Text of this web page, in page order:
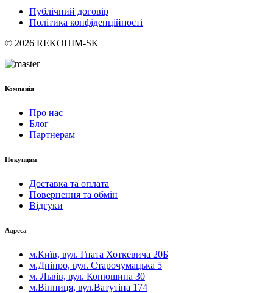
Публічний договір
Політика конфіденційності
© 2026 REKOHIM-SK
Компанія
Про нас
Блог
Партнерам
Покупцям
Доставка та оплата
Повернення та обмін
Відгуки
Адреса
м.Київ, вул. Гната Хоткевича 20Б
м.Дніпро, вул. Старочумацька 5
м. Львів, вул. Конюшина 30
м.Вінниця, вул.Ватутіна 174